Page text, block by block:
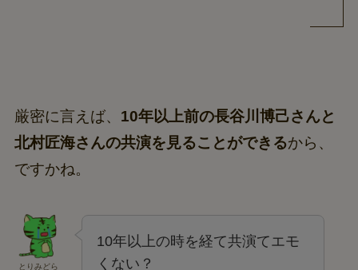
厳密に言えば、 10年以上前の長谷川博己さんと
北村匠海さんの共演を見ることができるから、
ですかね。
とりみどら
10年以上の時を経て共演てエモ
くない？